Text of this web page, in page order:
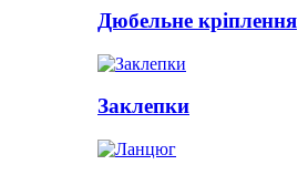
Дюбельне кріплення
Заклепки